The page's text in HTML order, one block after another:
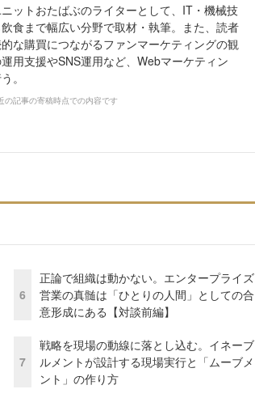
ットおたばぶのライターとして、IT・機械技
食まで幅広い分野で取材・執筆。また、読者
な購買につながるファンマーケティングの観
用支援やSNS運用など、Webマーケティン
。
の記事の寄稿時点での内容です
6
正論で組織は動かない。エンタープライズ
営業の真髄は「ひとりの人間」としての合
意形成にある【対談前編】
7
戦略を現場の動線に落とし込む。イネーブ
ルメントが設計する現場実行と「ムーブメ
ント」の作り方